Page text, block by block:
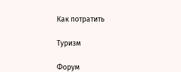
Как потратить
Туризм
Форум